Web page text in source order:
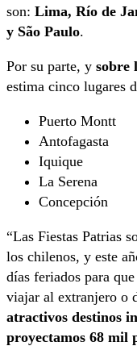
son: Lima, Río de
y São Paulo.
Por su parte, y sobre
estima cinco lugares
Puerto Montt
Antofagasta
Iquique
La Serena
Concepción
“Las Fiestas Patrias
los chilenos, y este
días feriados para
viajar al extranjero o
atractivos destinos
proyectamos 68 mil